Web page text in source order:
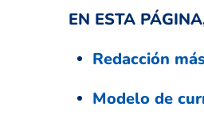
EN ESTA
Redacción
Modelo de